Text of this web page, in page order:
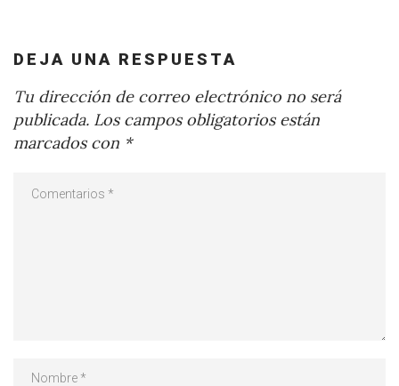
DEJA UNA RESPUESTA
Tu dirección de correo electrónico no será
publicada. Los campos obligatorios están
marcados con *